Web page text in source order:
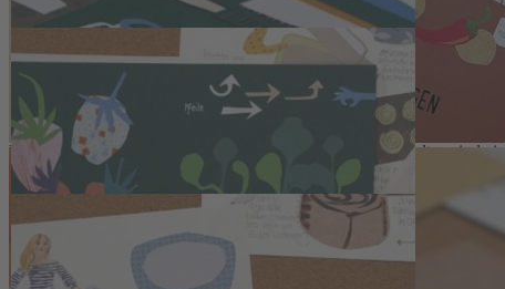
SO LÄUFT EIN KREATIVZEIT ONLINE-WORKSHOP AB:
Unsere Workshops dauern etwa 2 Stunden und können jederzeit
Materialpaket von uns per Post. Zu Beginn des Workshops geben
Unser Tipp: Buch doch einen der Workshops gemeinsam mit
auf der Workshop-Website nach der Buchung.
DEIN MATERIALPAKET:
Vorab bekommst du ein Materialpaket per Post, darin enthalten sind
DU HAST NOCH WEITERE FRAGEN?
Die meistgestellten Fragen zu unseren Workshops findest du
hier.
Kontakt